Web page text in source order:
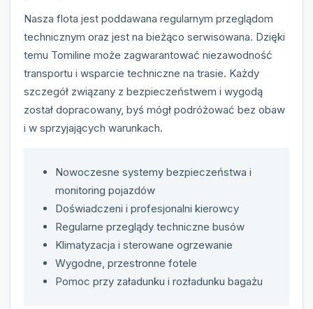
Nasza flota jest poddawana regularnym przeglądom
technicznym oraz jest na bieżąco serwisowana. Dzięki
temu Tomiline może zagwarantować niezawodność
transportu i wsparcie techniczne na trasie. Każdy
szczegół związany z bezpieczeństwem i wygodą
został dopracowany, byś mógł podróżować bez obaw
i w sprzyjających warunkach.
Nowoczesne systemy bezpieczeństwa i
monitoring pojazdów
Doświadczeni i profesjonalni kierowcy
Regularne przeglądy techniczne busów
Klimatyzacja i sterowane ogrzewanie
Wygodne, przestronne fotele
Pomoc przy załadunku i rozładunku bagażu